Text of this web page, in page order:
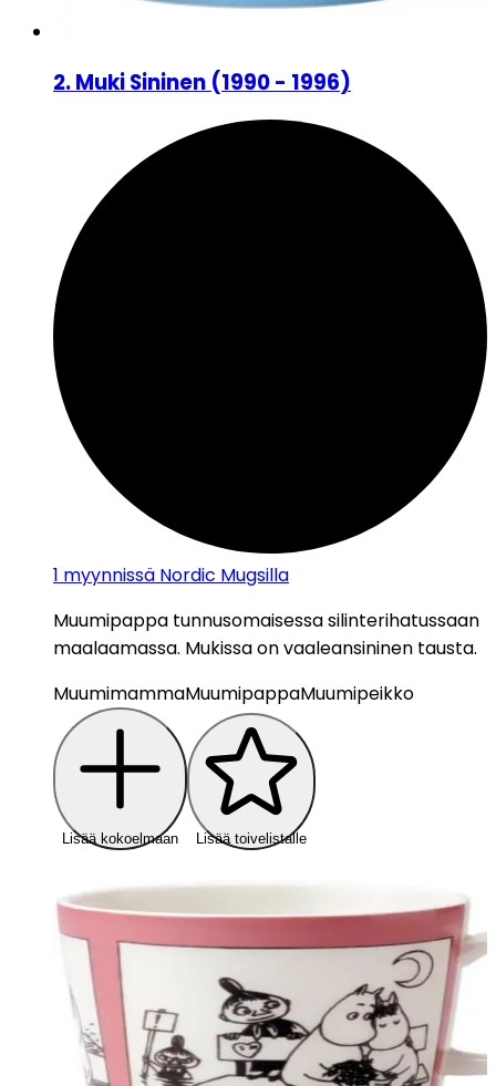
2.Muki Sininen (1990 - 1996)
1 myynnissä Nordic Mugsilla
Muumipappa tunnusomaisessa silinterihatussaan
maalaamassa. Mukissa on vaaleansininen tausta.
MuumimammaMuumipappaMuumipeikko
Lisää kokoelmaan Lisää toivelistalle